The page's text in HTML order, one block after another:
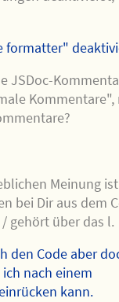
formatter"
JSDoc-
Kommentare",
Meinung
bei Dir aus dem
gehört über das l.
den Code aber
nach einem
kann.